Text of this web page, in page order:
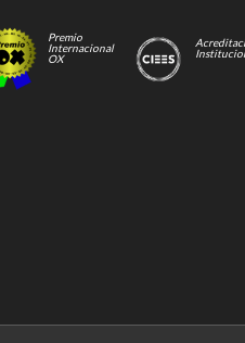
Premio
Internacional
OX